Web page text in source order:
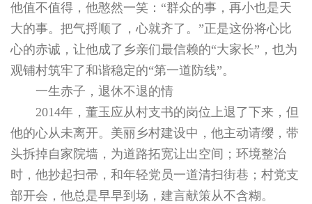
他值不值得，他憨然一笑：“群众的事，再小也是天
大的事。把气捋顺了，心就齐了。”正是这份将心比
心的赤诚，让他成了乡亲们最信赖的“大家长”，也为
观铺村筑牢了和谐稳定的“第一道防线”。
一生赤子，退休不退的情
2014年，董玉应从村支书的岗位上退了下来，但
他的心从未离开。美丽乡村建设中，他主动请缨，带
头拆掉自家院墙，为道路拓宽让出空间；环境整治
时，他抄起扫帚，和年轻党员一道清扫街巷；村党支
部开会，他总是早早到场，建言献策从不含糊。